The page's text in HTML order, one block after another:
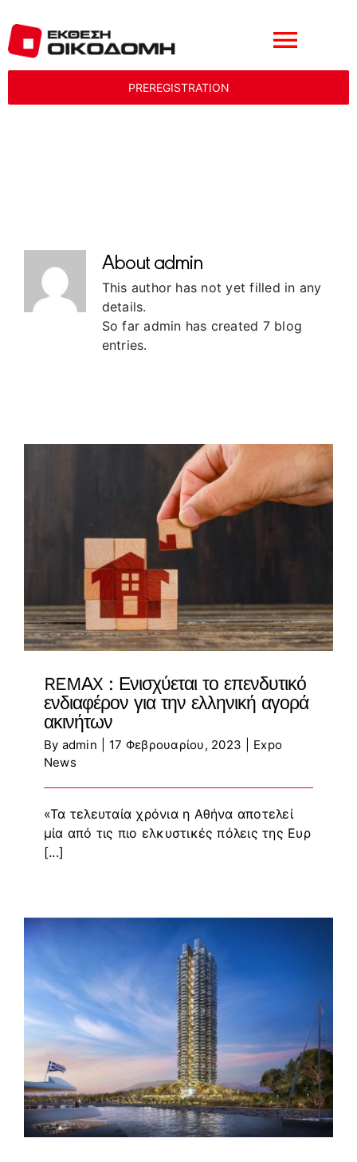
στο
περιεχόμενο
Toggle
ΕΚΘΕΤΕΣ
ΕΚΘΕΣΙΑΚΟ ΚΕΝΤΡΟ
PREREGISTRATION
Aboutadmin
This author has not yet filled in any
details.
So far admin has created 7 blog
entries.
REMΑX : Ενισχύεται το επενδυτικό
ενδιαφέρον για την ελληνική αγορά
ακινήτων
By admin 17 Φεβρουαρίου, 2023
Expo
News
«Τα τελευταία χρόνια η Αθήνα αποτελεί
μία από τις πιο ελκυστικές πόλεις της Ευρ
[...]